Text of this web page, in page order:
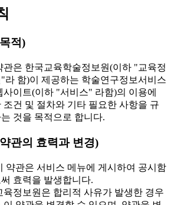
적)
관은 한국교육학술정보원(이하 "교육정
"라 함)이 제공하는 학술연구정보서비스
사이트(이하 "서비스" 라함)의 이용에
조건 및 절차와 기타 필요한 사항을 규
것을 목적으로 합니다.
관의 효력과 변경)
약관은 서비스 메뉴에 게시하여 공시함
써 효력을 발생합니다.
정보원은 합리적 사유가 발생한 경우